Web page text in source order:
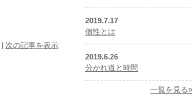
| 次の記事を表示
2019.7.17
個性とは
2019.6.26
分かれ道と時間
一覧を見る»